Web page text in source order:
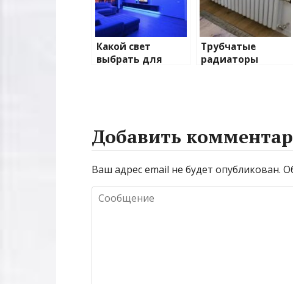
Какой свет
выбрать для
Трубчатые
радиаторы
Добавить
Ваш адрес email не будет опубликован.